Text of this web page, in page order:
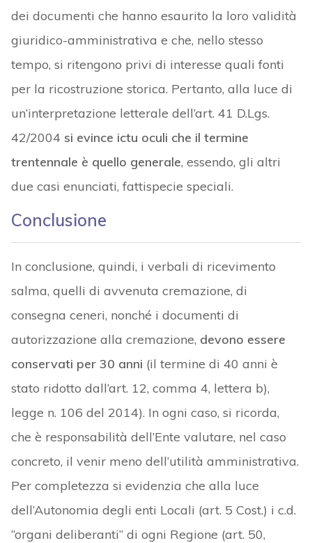
dei documenti che hanno esaurito la loro validità
giuridico-amministrativa e che, nello stesso
tempo, si ritengono privi di interesse quali fonti
per la ricostruzione storica. Pertanto, alla luce di
un’interpretazione letterale dell’art. 41 D.Lgs.
42/2004 si evince ictu oculi che il termine
trentennale è quello generale, essendo, gli altri
due casi enunciati, fattispecie speciali.
Conclusione
In conclusione, quindi, i verbali di ricevimento
salma, quelli di avvenuta cremazione, di
consegna ceneri, nonché i documenti di
autorizzazione alla cremazione, devono essere
conservati per 30 anni (il termine di 40 anni è
stato ridotto dall’art. 12, comma 4, lettera b),
legge n. 106 del 2014). In ogni caso, si ricorda,
che è responsabilità dell’Ente valutare, nel caso
concreto, il venir meno dell’utilità amministrativa.
Per completezza si evidenzia che alla luce
dell’Autonomia degli enti Locali (art. 5 Cost.) i c.d.
“organi deliberanti” di ogni Regione (art. 50,